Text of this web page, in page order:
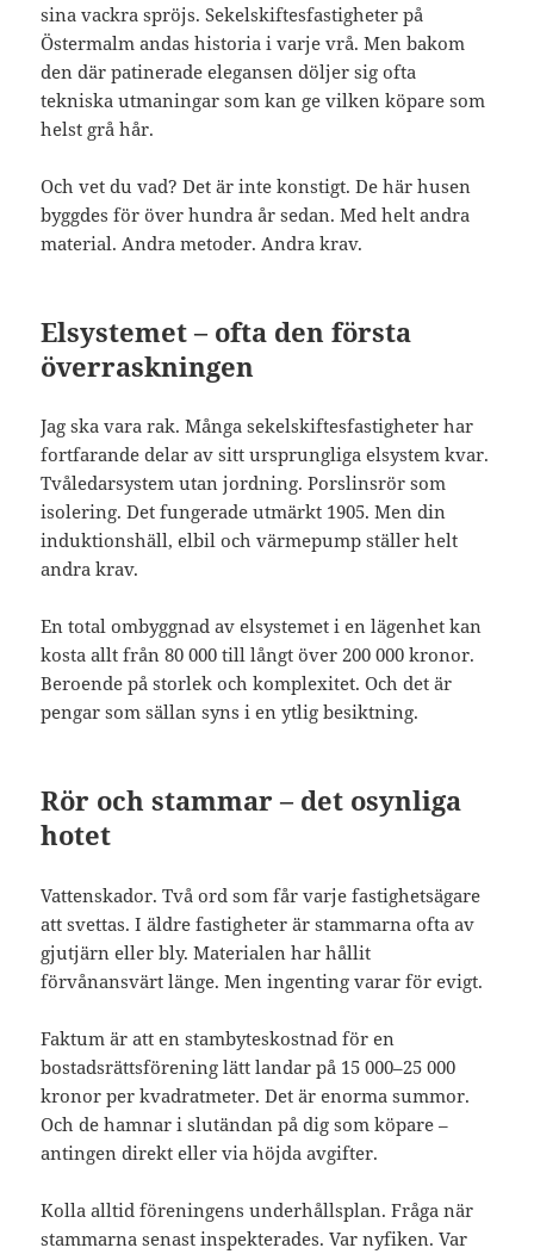
sina vackra spröjs. Sekelskiftesfastigheter på
Östermalm andas historia i varje vrå. Men bakom
den där patinerade elegansen döljer sig ofta
tekniska utmaningar som kan ge vilken köpare som
helst grå hår.
Och vet du vad? Det är inte konstigt. De här husen
byggdes för över hundra år sedan. Med helt andra
material. Andra metoder. Andra krav.
Elsystemet – ofta den första
överraskningen
Jag ska vara rak. Många sekelskiftesfastigheter har
fortfarande delar av sitt ursprungliga elsystem kvar.
Tvåledarsystem utan jordning. Porslinsrör som
isolering. Det fungerade utmärkt 1905. Men din
induktionshäll, elbil och värmepump ställer helt
andra krav.
En total ombyggnad av elsystemet i en lägenhet kan
kosta allt från 80 000 till långt över 200 000 kronor.
Beroende på storlek och komplexitet. Och det är
pengar som sällan syns i en ytlig besiktning.
Rör och stammar – det osynliga
hotet
Vattenskador. Två ord som får varje fastighetsägare
att svettas. I äldre fastigheter är stammarna ofta av
gjutjärn eller bly. Materialen har hållit
förvånansvärt länge. Men ingenting varar för evigt.
Faktum är att en stambyteskostnad för en
bostadsrättsförening lätt landar på 15 000–25 000
kronor per kvadratmeter. Det är enorma summor.
Och de hamnar i slutändan på dig som köpare –
antingen direkt eller via höjda avgifter.
Kolla alltid föreningens underhållsplan. Fråga när
stammarna senast inspekterades. Var nyfiken. Var